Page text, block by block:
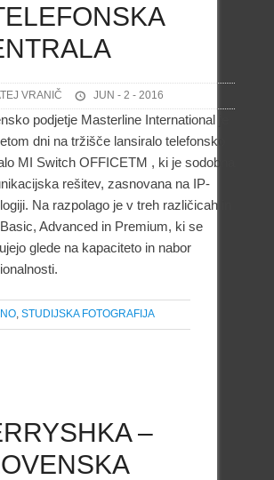
VRANIČ JUN - 2 - 2016
podjetje Masterline International je
dni na tržišče lansiralo telefonsko
MI Switch OFFICETM , ki je sodobna
rešitev, zasnovana na IP-
Na razpolago je v treh različicah in
Advanced in Premium, ki se
glede na kapaciteto in nabor
, STUDIJSKA FOTOGRAFIJA
–